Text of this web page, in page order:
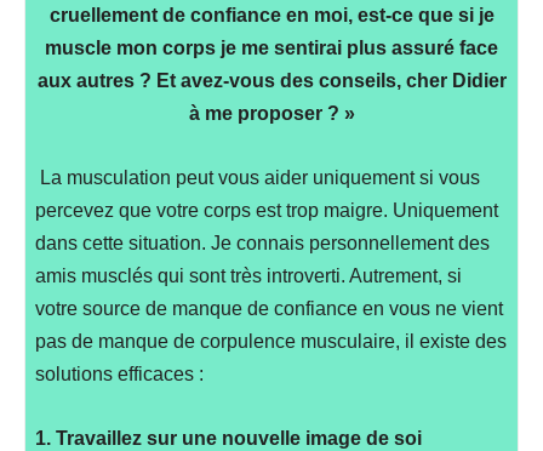
cruellement de confiance en moi, est-ce que si je
muscle mon corps je me sentirai plus assuré face
aux autres ? Et avez-vous des conseils, cher Didier
à me proposer ? »
La musculation peut vous aider uniquement si vous
percevez que votre corps est trop maigre. Uniquement
dans cette situation. Je connais personnellement des
amis musclés qui sont très introverti. Autrement, si
votre source de manque de confiance en vous ne vient
pas de manque de corpulence musculaire, il existe des
solutions efficaces :
1. Travaillez sur une nouvelle image de soi